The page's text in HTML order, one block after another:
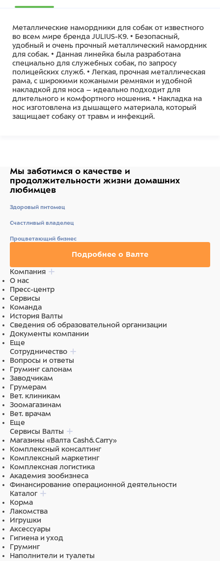
Металлические намордники для собак от известного
во всем мире бренда JULIUS-K9. • Безопасный,
удобный и очень прочный металлический намордник
для собак. • Данная линейка была разработана
специально для служебных собак, по запросу
полицейских служб. • Легкая, прочная металлическая
рама, с широкими кожаными ремнями и удобной
накладкой для носа – идеально подходит для
длительного и комфортного ношения. • Накладка на
нос изготовлена из дышащего материала, который
защищает собаку от травм и инфекций.
Мы заботимся о качестве и
продолжительности жизни домашних
любимцев
Здоровый питомец
Счастливый владелец
Процветающий бизнес
Подробнее о Валте
Компания
О нас
Пресс-центр
Сервисы
Команда
История Валты
Сведения об образовательной организации
Документы компании
Еще
Сотрудничество
Вопросы и ответы
Груминг салонам
Заводчикам
Грумерам
Вет. клиникам
Зоомагазинам
Вет. врачам
Еще
Сервисы Валты
Магазины «Валта Cash&Carry»
Комплексный консалтинг
Комплексный маркетинг
Комплексная логистика
Академия зообизнеса
Финансирование операционной деятельности
Каталог
Корма
Лакомства
Игрушки
Аксессуары
Гигиена и уход
Груминг
Наполнители и туалеты